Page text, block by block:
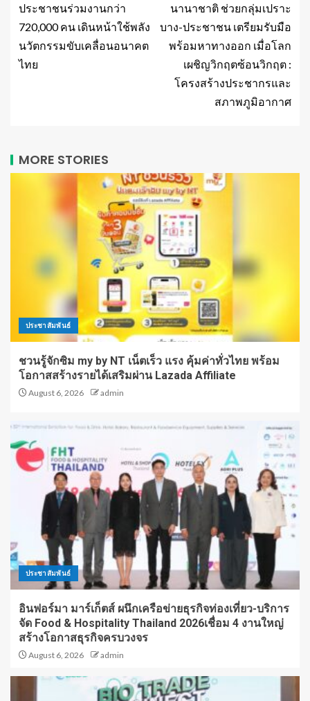
ประชาชนร่วมงานกว่า
720,000 คน เดินหน้าใช้พลัง
นวัตกรรมขับเคลื่อนอนาคต
ไทย
นานาชาติ ช่วยกลุ่มเปราะ
บาง-ประชาชน เตรียมรับมือ
พร้อมหาทางออก เมื่อโลก
เผชิญวิกฤตซ้อนวิกฤต :
โครงสร้างประชากรและ
สภาพภูมิอากาศ
MORE STORIES
ประชาสัมพันธ์
ชวนรู้จักซิม my by NT เน็ตเร็ว แรง คุ้มค่าทั่วไทย พร้อม
โอกาสสร้างรายได้เสริมผ่าน Lazada Affiliate
August 6, 2026 admin
ประชาสัมพันธ์
อินฟอร์มา มาร์เก็ตส์ ผนึกเครือข่ายธุรกิจท่องเที่ยว-บริการ
จัด Food & Hospitality Thailand 2026เชื่อม 4 งานใหญ่
สร้างโอกาสธุรกิจครบวงจร
August 6, 2026 admin